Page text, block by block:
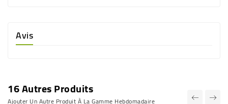
Avis
16 Autres Produits
Ajouter Un Autre Produit À La Gamme Hebdomadaire